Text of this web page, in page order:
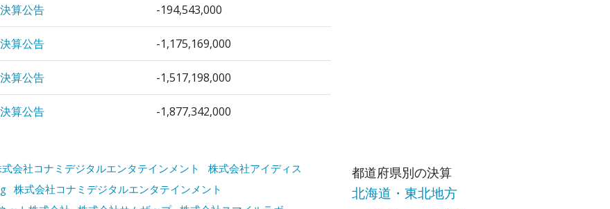
算公告 -194,543,000
算公告 -1,175,169,000
算公告 -1,517,198,000
算公告 -1,877,342,000
会社コナミデジタルエンタテインメント
株式会社アイディス
株式会社コナミデジタルエンタテインメント
都道府県別の決算
北海道・東北地方